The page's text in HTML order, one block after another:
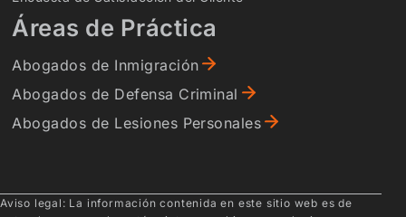
Áreas de Práctica
Abogados de Inmigración
Abogados de Defensa Criminal
Abogados de Lesiones Personales
Aviso legal: La información contenida en este sitio web es de